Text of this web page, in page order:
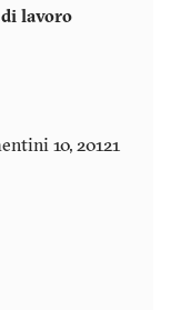
lavoro
10, 20121